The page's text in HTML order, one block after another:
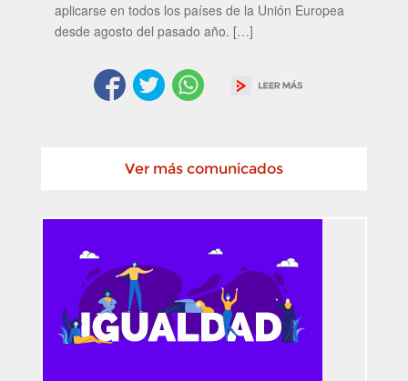
aplicarse en todos los países de la Unión Europea
desde agosto del pasado año. […]
Ver más comunicados